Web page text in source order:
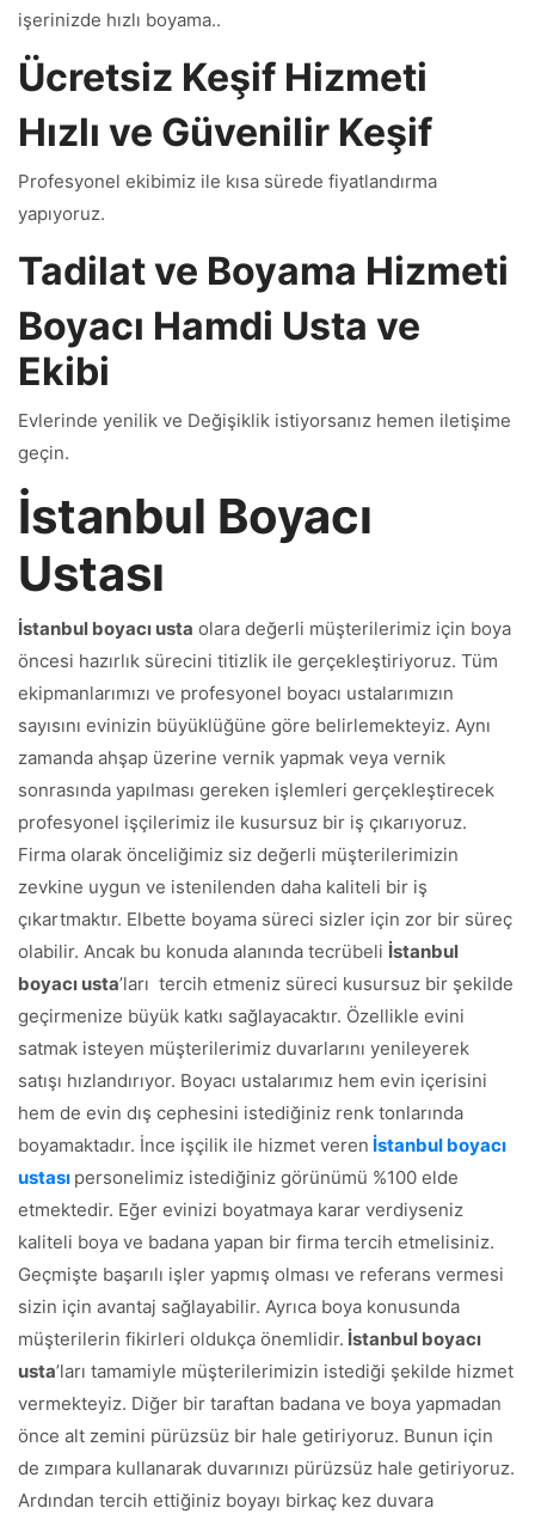
işerinizde hızlı boyama..
Ücretsiz Keşif Hizmeti
Hızlı ve Güvenilir Keşif
Profesyonel ekibimiz ile kısa sürede fiyatlandırma
yapıyoruz.
Tadilat ve Boyama Hizmeti
Boyacı Hamdi Usta ve
Ekibi
Evlerinde yenilik ve Değişiklik istiyorsanız hemen iletişime
geçin.
İstanbul Boyacı
Ustası
İstanbul boyacı usta olara değerli müşterilerimiz için boya
öncesi hazırlık sürecini titizlik ile gerçekleştiriyoruz. Tüm
ekipmanlarımızı ve profesyonel boyacı ustalarımızın
sayısını evinizin büyüklüğüne göre belirlemekteyiz. Aynı
zamanda ahşap üzerine vernik yapmak veya vernik
sonrasında yapılması gereken işlemleri gerçekleştirecek
profesyonel işçilerimiz ile kusursuz bir iş çıkarıyoruz.
Firma olarak önceliğimiz siz değerli müşterilerimizin
zevkine uygun ve istenilenden daha kaliteli bir iş
çıkartmaktır. Elbette boyama süreci sizler için zor bir süreç
olabilir. Ancak bu konuda alanında tecrübeli İstanbul
boyacı usta’ları tercih etmeniz süreci kusursuz bir şekilde
geçirmenize büyük katkı sağlayacaktır. Özellikle evini
satmak isteyen müşterilerimiz duvarlarını yenileyerek
satışı hızlandırıyor. Boyacı ustalarımız hem evin içerisini
hem de evin dış cephesini istediğiniz renk tonlarında
boyamaktadır. İnce işçilik ile hizmet veren İstanbul boyacı
ustası personelimiz istediğiniz görünümü %100 elde
etmektedir. Eğer evinizi boyatmaya karar verdiyseniz
kaliteli boya ve badana yapan bir firma tercih etmelisiniz.
Geçmişte başarılı işler yapmış olması ve referans vermesi
sizin için avantaj sağlayabilir. Ayrıca boya konusunda
müşterilerin fikirleri oldukça önemlidir. İstanbul boyacı
usta’ları tamamiyle müşterilerimizin istediği şekilde hizmet
vermekteyiz. Diğer bir taraftan badana ve boya yapmadan
önce alt zemini pürüzsüz bir hale getiriyoruz. Bunun için
de zımpara kullanarak duvarınızı pürüzsüz hale getiriyoruz.
Ardından tercih ettiğiniz boyayı birkaç kez duvara